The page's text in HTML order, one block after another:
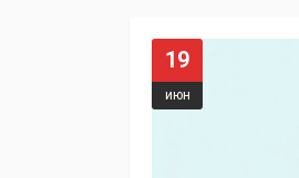
19
июн